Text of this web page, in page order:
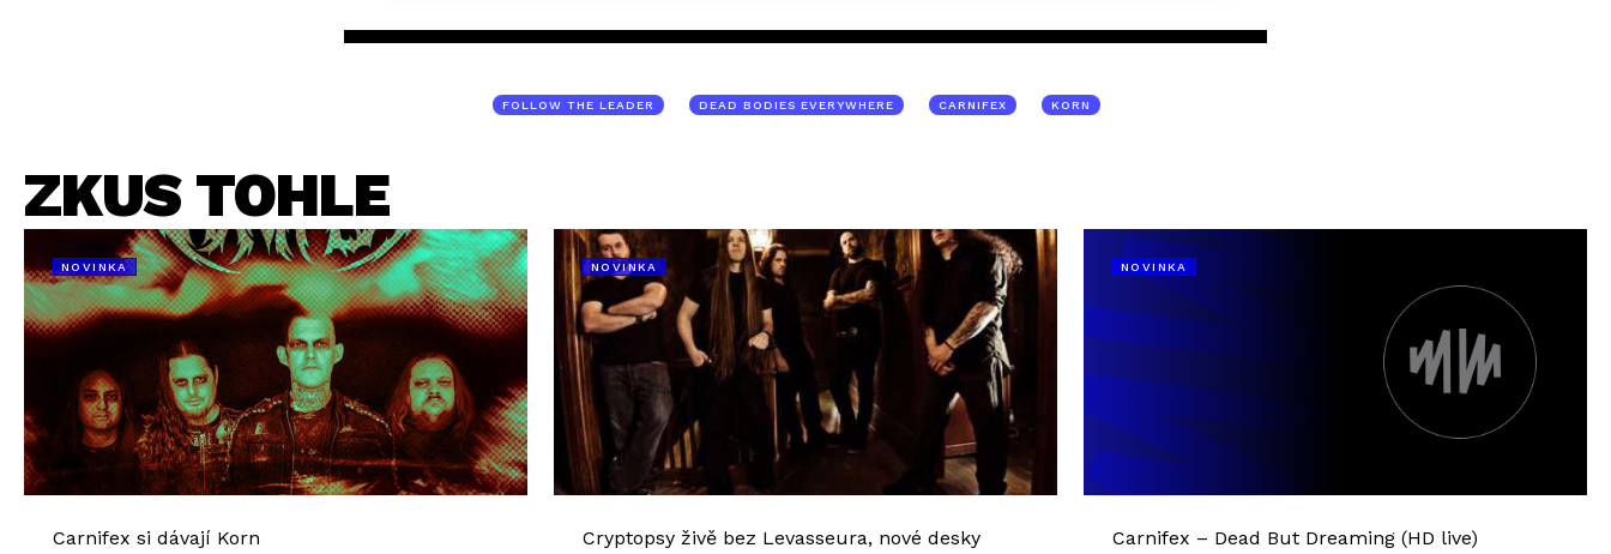
FOLLOW THE LEADER DEAD BODIES EVERYWHERE CARNIFEX KORN
ZKUS TOHLE
NOVINKA
Carnifex si dávají Korn
NOVINKA
Cryptopsy živě bez Levasseura, nové desky
NOVINKA
Carnifex – Dead But Dreaming (HD live)